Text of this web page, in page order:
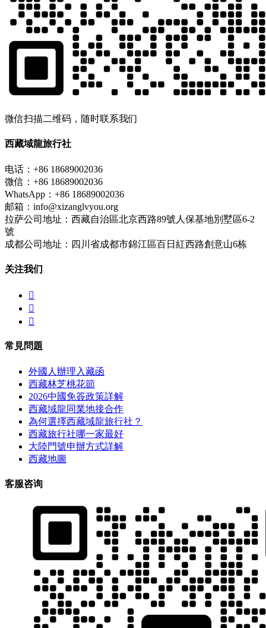
微信扫描二维码，随时联系我们
西藏域龍旅行社
电话：+86 18689002036
微信：+86 18689002036
WhatsApp：+86 18689002036
邮箱：info@xizanglvyou.org
拉萨公司地址：西藏自治區北京西路89號人保基地別墅區6-2
號
成都公司地址：四川省成都市錦江區百日紅西路創意山6栋
关注我们



常見問題
外國人辦理入藏函
西藏林芝桃花節
2026中國免簽政策詳解
西藏域龍同業地接合作
為何選擇西藏域龍旅行社？
西藏旅行社哪一家最好
大陸門號申辦方式詳解
西藏地圖
客服咨询